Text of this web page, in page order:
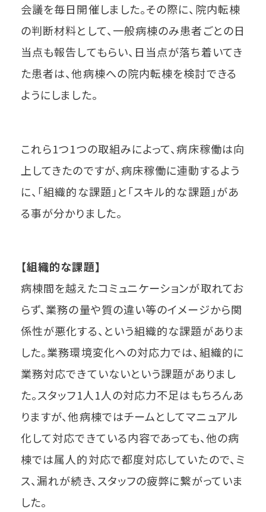
会議を毎日開催しました。その際に、院内転棟
の判断材料として、一般病棟のみ患者ごとの日
当点も報告してもらい、日当点が落ち着いてき
た患者は、他病棟への院内転棟を検討できる
ようにしました。
これら1つ1つの取組みによって、病床稼働は向
上してきたのですが、病床稼働に連動するよう
に、「組織的な課題」と「スキル的な課題」があ
る事が分かりました。
【組織的な課題】
病棟間を越えたコミュニケーションが取れてお
らず、業務の量や質の違い等のイメージから関
係性が悪化する、という組織的な課題がありま
した。業務環境変化への対応力では、組織的に
業務対応できていないという課題がありまし
た。スタッフ1人1人の対応力不足はもちろんあ
りますが、他病棟ではチームとしてマニュアル
化して対応できている内容であっても、他の病
棟では属人的対応で都度対応していたので、ミ
ス、漏れが続き、スタッフの疲弊に繋がっていま
した。